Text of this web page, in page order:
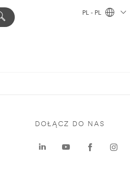
PL - PL
DOŁĄCZ DO NAS